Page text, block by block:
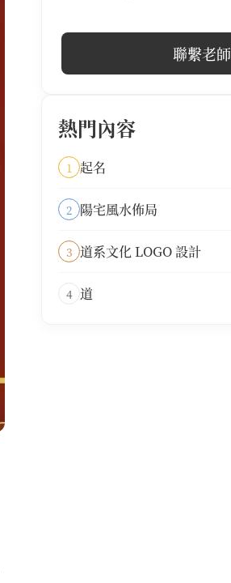
聯繫老師
熱門內容
1 起名
2 陽宅風水佈局
3 道系文化 LOGO 設計
4 道